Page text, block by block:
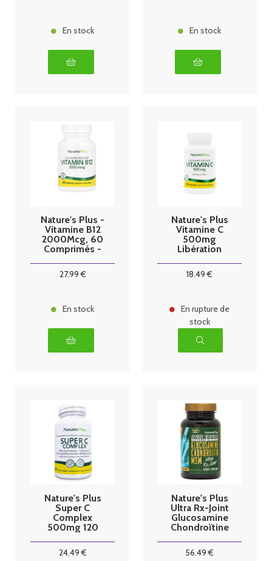
En stock En stock
Nature's Plus -
Vitamine B12
2000Mcg, 60
Comprimés -
27.99€
En stock
Nature's Plus
Vitamine C
500mg
Libération
comprimés
18.49 €
En rupture de
stock
Nature's Plus
Super C
Complex
500mg 120
24.49€
Nature's Plus
Ultra Rx-Joint
Glucosamine
Chondroïtine
comprimés
56.49 €